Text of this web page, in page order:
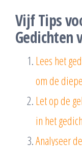
Vijf Tips
Gedichten
Lees het
om de
Let op de
in het
Analyseer